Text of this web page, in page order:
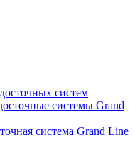
систем
системы Grand
система Grand Line